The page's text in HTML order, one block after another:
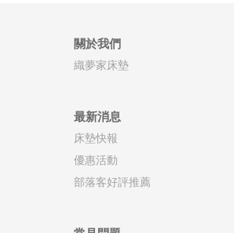
關於我們
織夢家床墊
最新消息
床墊快報
優惠活動
部落客好評推薦